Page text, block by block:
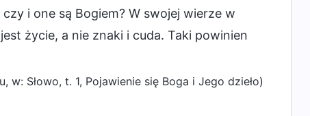
i one są Bogiem? W swojej wierze w
życie, a nie znaki i cuda. Taki powinien
w: Słowo, t. 1, Pojawienie się Boga i Jego dzieło)